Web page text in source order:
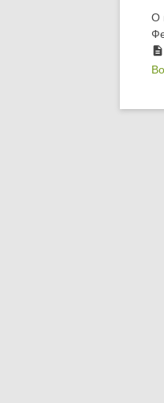
О
description